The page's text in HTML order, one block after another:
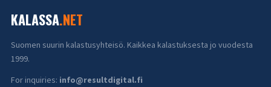
KALASSA.NET
Suomen suurin kalastusyhteisö. Kaikkea kalastuksesta jo vuodesta
1999.
For inquiries: info@resultdigital.fi